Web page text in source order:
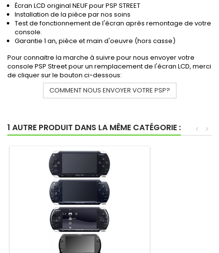
Écran LCD original NEUF pour PSP STREET
Installation de la pièce par nos soins
Test de fonctionnement de l'écran après remontage de votre
console.
Garantie 1 an, pièce et main d'oeuvre (hors casse)
Pour connaitre la marche à suivre pour nous envoyer votre
console PSP Street pour un remplacement de l'écran LCD, merci
de cliquer sur le bouton ci-dessous:
COMMENT NOUS ENVOYER VOTRE PSP?
1 AUTRE PRODUIT DANS LA MÊME CATÉGORIE : >
<